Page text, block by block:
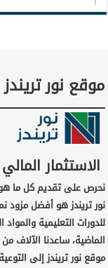
موقع نور تريندز
الاستثمار
نحرص على تقديم كل ما هو
نور تريندز هو أفضل
للدورات التعليمية
الماضية، ساعدنا الآلاف
موقع نور تريندز إلى